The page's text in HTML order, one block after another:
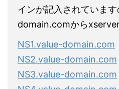
インが記入されていま
domain.comから
NS1.value-domain.com
NS2.value-domain.com
NS3.value-domain.com